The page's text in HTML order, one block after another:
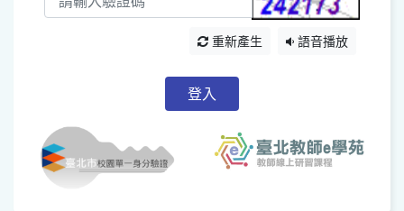
重新產生 語音播放
登入